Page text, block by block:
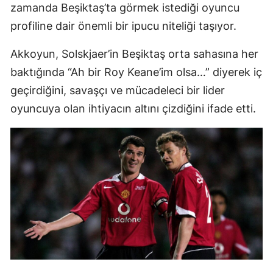
zamanda Beşiktaş’ta görmek istediği oyuncu
profiline dair önemli bir ipucu niteliği taşıyor.
Akkoyun, Solskjaer’in Beşiktaş orta sahasına her
baktığında “Ah bir Roy Keane’im olsa…” diyerek iç
geçirdiğini, savaşçı ve mücadeleci bir lider
oyuncuya olan ihtiyacın altını çizdiğini ifade etti.